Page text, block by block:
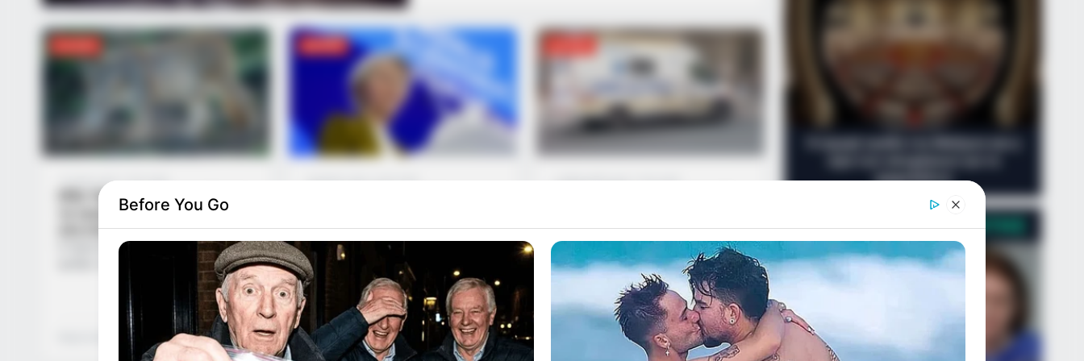
16 ώρες ago 1 min read
ΗΠΑ: Πώς τα πούμα μειώνουν
τα τροχαία – Τι αποκαλύπτει
νέα επιστημονική μελέτη
Η παρουσία των πούμα μειώνει τον
αριθμό των τροχαίων ατυχημάτων
μεταξύ ελαφιών και αυτοκινήτων,
υποστηρίζει μια αμερικανική μελέτη
που δόθηκε την Τετάρτη 5/08 στη
δημοσιότητα, με τους συγγραφείς
της να προβάλλουν αυτό το
Μαρίνα Βερούση 1 min read
ΔΙΕΘΝΉ
4 ημέρες ago 1 min read
στην Ψάθα: ” Η Ευρώπη
πενθεί μαζί με την Ελλάδα
και τη Δανία ”
Η πρόεδρος της Ευρωπαϊκής
Επιτροπής, Ούρσουλα φον ντερ
Λάιεν, εξέφρασε τη θλίψη της για τον
τραγικό θάνατο του Δανού πιλότου
και του Έλληνα συντονιστή, οι οποίοι
Μαρίνα Βερούση 1 min read
1 εβδομάδα ago· 1 min read
στο σπίτι του
Η αστυνομία στη Γαλλία ερευνά τον
εντοπισμό πέντε νεκρών βρεφών
μέσα σε ένα σπίτι στην περιοχή της
Προβηγκίας. Τα βρέφη βρέθηκαν
κρυμμένα μέσα σε χαρτόκουτα από
τον ίδιο τον ιδιοκτήτη του σπιτιού.
Όλα ξεκίνησαν τη Δευτέρα, όταν η
Συντακτική Ομάδα 1 min read
Η ισχυρή τριάδα του Μαξίμου και η
ψηφοδέλτια
Ο ΠΛΗΡΟΦΟΡΙΟΔΌΤΗΣ
Before You Go